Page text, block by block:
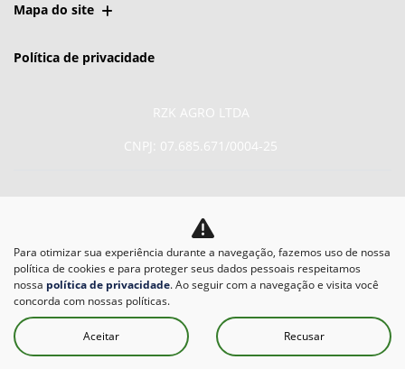
Mapa do site
Política de privacidade
RZK AGRO LTDA
CNPJ: 07.685.671/0004-25
No trânsito, enxergar o
outro salva vidas.
Desenvolvido pela DEALERSPACE ® Direitos Reservados.
Para otimizar sua experiência durante a navegação, fazemos uso de nossa
política de cookies e para proteger seus dados pessoais respeitamos
nossa política de privacidade. Ao seguir com a navegação e visita você
concorda com nossas políticas.
Aceitar Recusar